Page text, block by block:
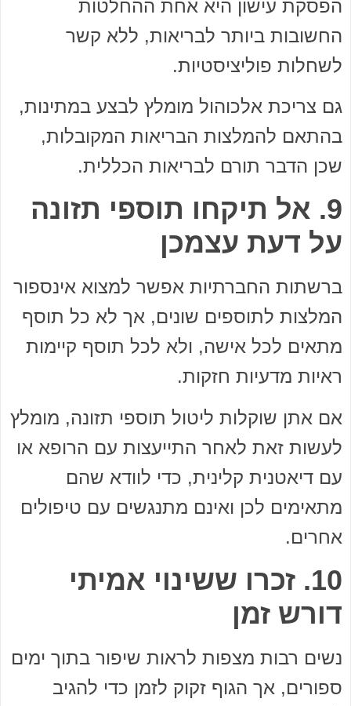
הפסקת עישון היא אחת ההחלטות
החשובות ביותר לבריאות, ללא קשר
לשחלות פוליציסטיות.
גם צריכת אלכוהול מומלץ לבצע במתינות,
בהתאם להמלצות הבריאות המקובלות,
שכן הדבר תורם לבריאות הכללית.
9. אל תיקחו תוספי תזונה
על דעת עצמכן
ברשתות החברתיות אפשר למצוא אינספור
המלצות לתוספים שונים, אך לא כל תוסף
מתאים לכל אישה, ולא לכל תוסף קיימות
ראיות מדעיות חזקות.
אם אתן שוקלות ליטול תוספי תזונה, מומלץ
לעשות זאת לאחר התייעצות עם הרופא או
עם דיאטנית קלינית, כדי לוודא שהם
מתאימים לכן ואינם מתנגשים עם טיפולים
אחרים.
10. זכרו ששינוי אמיתי
דורש זמן
נשים רבות מצפות לראות שיפור בתוך ימים
ספורים, אך הגוף זקוק לזמן כדי להגיב